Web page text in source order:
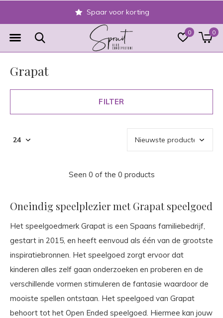
0 0
Spaar voor korting
Grapat
FILTER
Seen 0 of the 0 products
Oneindig speelplezier met Grapat speelgoed
Het speelgoedmerk Grapat is een Spaans familiebedrijf,
gestart in 2015, en heeft eenvoud als één van de grootste
inspiratiebronnen. Het speelgoed zorgt ervoor dat
kinderen alles zelf gaan onderzoeken en proberen en de
verschillende vormen stimuleren de fantasie waardoor de
mooiste spellen ontstaan. Het speelgoed van Grapat
behoort tot het Open Ended speelgoed. Hiermee kan jouw